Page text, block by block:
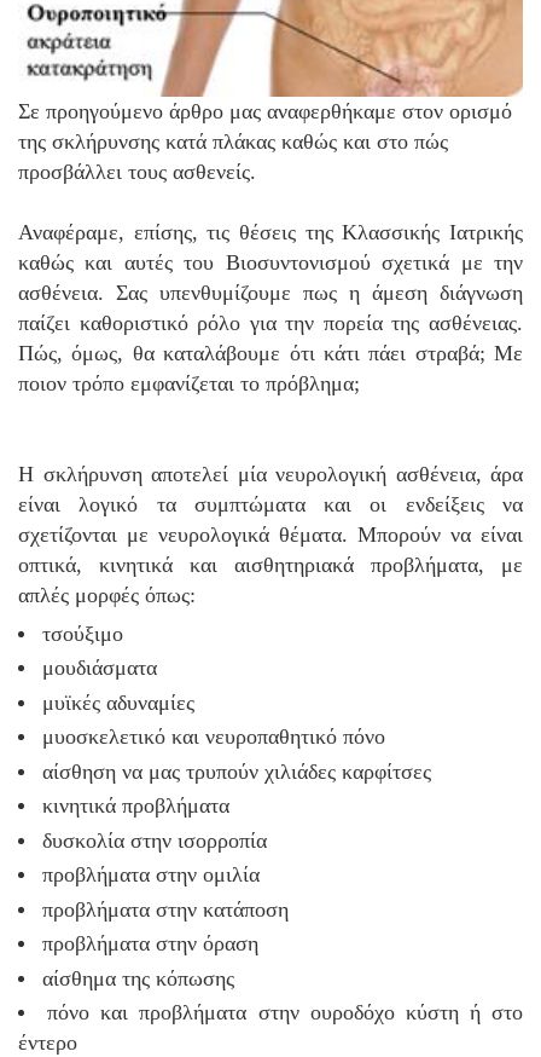
Σε προηγούμενο άρθρο μας αναφερθήκαμε στον ορισμό
της σκλήρυνσης κατά πλάκας καθώς και στο πώς
προσβάλλει τους ασθενείς.
Αναφέραμε, επίσης, τις θέσεις της Κλασσικής Ιατρικής
καθώς και αυτές του Βιοσυντονισμού σχετικά με την
ασθένεια. Σας υπενθυμίζουμε πως η άμεση διάγνωση
παίζει καθοριστικό ρόλο για την πορεία της ασθένειας.
Πώς, όμως, θα καταλάβουμε ότι κάτι πάει στραβά; Με
ποιον τρόπο εμφανίζεται το πρόβλημα;
Η σκλήρυνση αποτελεί μία νευρολογική ασθένεια, άρα
είναι λογικό τα συμπτώματα και οι ενδείξεις να
σχετίζονται με νευρολογικά θέματα. Μπορούν να είναι
οπτικά, κινητικά και αισθητηριακά προβλήματα, με
απλές μορφές όπως:
τσούξιμο
μουδιάσματα
μυϊκές αδυναμίες
μυοσκελετικό και νευροπαθητικό πόνο
αίσθηση να μας τρυπούν χιλιάδες καρφίτσες
κινητικά προβλήματα
δυσκολία στην ισορροπία
προβλήματα στην ομιλία
προβλήματα στην κατάποση
προβλήματα στην όραση
αίσθημα της κόπωσης
πόνο και προβλήματα στην ουροδόχο κύστη ή στο
έντερο